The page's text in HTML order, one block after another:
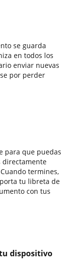
se guarda
en todos los
enviar nuevas
por perder
para que puedas
directamente
termines,
tu libreta de
con tus
dispositivo